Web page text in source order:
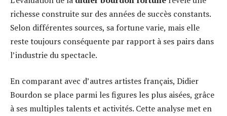
richesse construite sur des années de succès constants.
Selon différentes sources, sa fortune varie, mais elle
reste toujours conséquente par rapport à ses pairs dans
l’industrie du spectacle.
En comparant avec d’autres artistes français, Didier
Bourdon se place parmi les figures les plus aisées, grâce
à ses multiples talents et activités. Cette analyse met en